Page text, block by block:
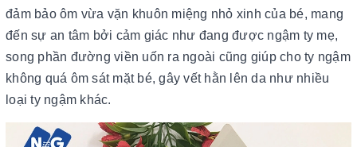
đảm bảo ôm vừa vặn khuôn miệng nhỏ xinh của bé, mang
đến sự an tâm bởi cảm giác như đang được ngậm ty mẹ,
song phần đường viền uốn ra ngoài cũng giúp cho ty ngậm
không quá ôm sát mặt bé, gây vết hằn lên da như nhiều
loại ty ngậm khác.